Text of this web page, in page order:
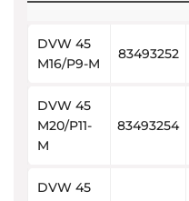
DVW 45
M16/P9-M
83493252
DVW 45
M20/P11-
M
83493254
DVW 45